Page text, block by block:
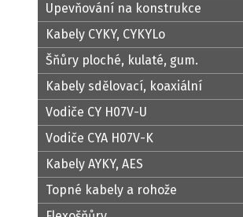
Upevňování na konstrukce
Kabely CYKY, CYKYLo
Šňůry ploché, kulaté, gum.
Kabely sdělovací, koaxiální
Vodiče CY H07V-U
Vodiče CYA H07V-K
Kabely AYKY, AES
Topné kabely a rohože